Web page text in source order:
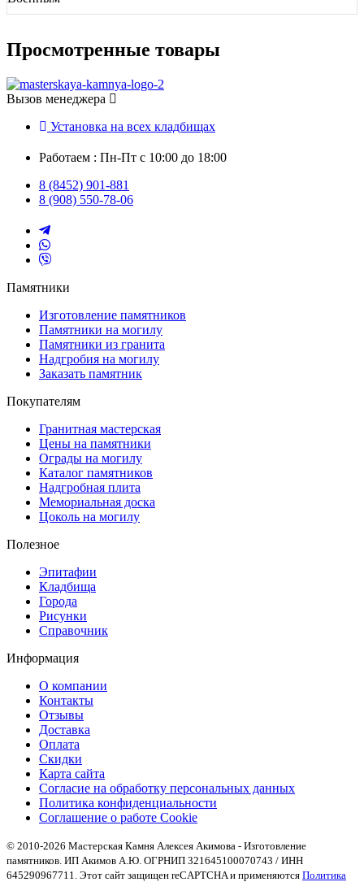
Просмотренные товары
Вызов менеджера
Установка на всех кладбищах
Работаем : Пн-Пт с 10:00 до 18:00
8 (8452) 901-881
8 (908) 550-78-06
Памятники
Изготовление памятников
Памятники на могилу
Памятники из гранита
Надгробия на могилу
Заказать памятник
Покупателям
Гранитная мастерская
Цены на памятники
Ограды на могилу
Каталог памятников
Надгробная плита
Мемориальная доска
Цоколь на могилу
Полезное
Эпитафии
Кладбища
Города
Рисунки
Справочник
Информация
О компании
Контакты
Отзывы
Доставка
Оплата
Скидки
Карта сайта
Согласие на обработку персональных данных
Политика конфиденциальности
Соглашение о работе Cookie
© 2010-2026 Мастерская Камня Алексея Акимова - Изготовление
памятников. ИП Акимов А.Ю. ОГРНИП 321645100070743 / ИНН
645290967711. Этот сайт защищен reCAPTCHA и применяются Политика